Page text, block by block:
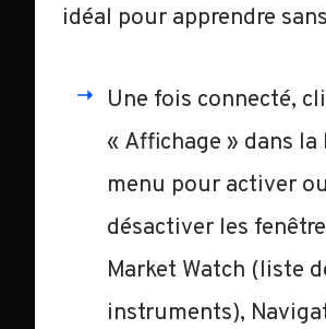
idéal pour apprendre
Une fois connecté,
« Affichage » dans la
menu pour activer ou
désactiver les
Market Watch (liste
instruments),